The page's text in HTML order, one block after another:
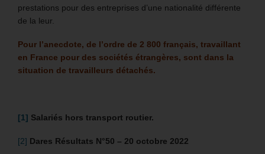
prestations pour des entreprises d’une nationalité différente
de la leur.
Pour l’anecdote, de l’ordre de 2 800 français, travaillant
en France pour des sociétés étrangères, sont dans la
situation de travailleurs détachés.
[1] Salariés hors transport routier.
[2] Dares Résultats N°50 – 20 octobre 2022